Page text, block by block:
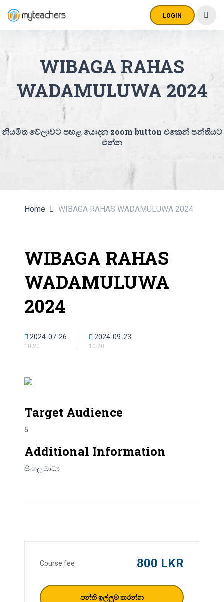
LOGIN
WIBAGA RAHAS
WADAMULUWA 2024
නියමිත වේලාවට පහළ යොදන zoom button එකෙන් පන්තියට
එන්න
Home WIBAGA RAHAS WADAMULUWA 2024
WIBAGA RAHAS
WADAMULUWA
2024
2024-07-26
10:20
2024-09-23
10:20
Target Audience
5
Additional Information
සිංහල මාධ්‍ය
Course fee 800 LKR
පන්ති ඉල්ලුම් කරන්න